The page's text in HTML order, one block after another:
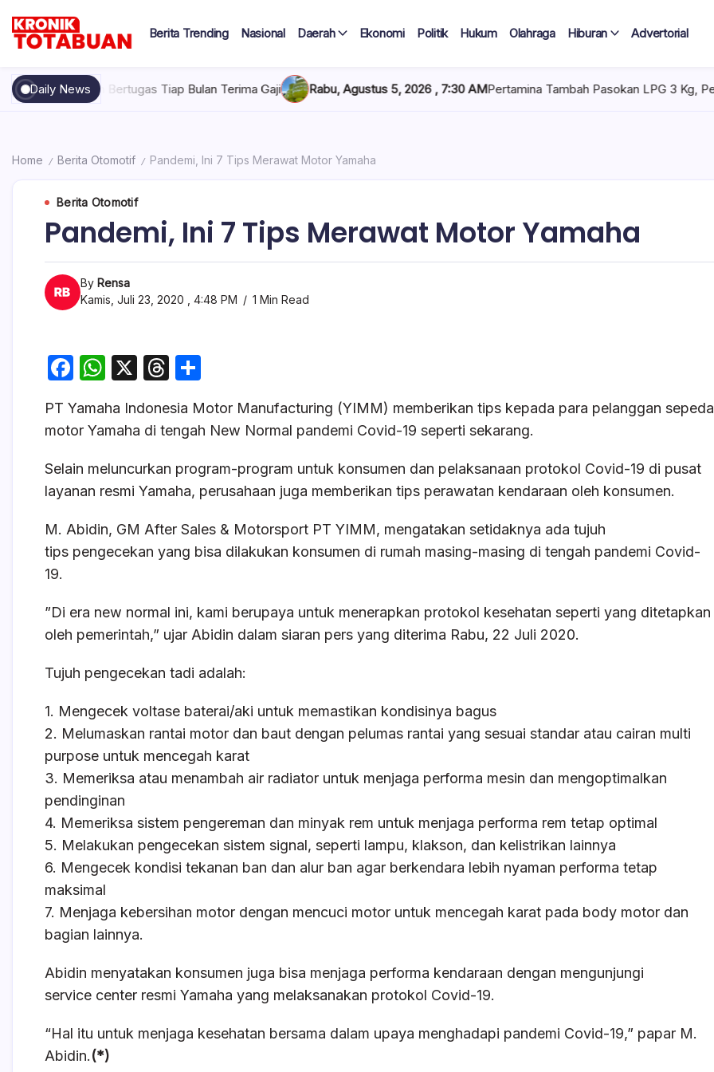
content
Totabuan
Terkini
hari
ini
Berita Trending Nasional Daerah Ekonomi Politik Hukum Olahraga Hiburan Advertorial
Daily News
Bertugas Tiap Bulan Terima Gaji Rabu, Agustus 5, 2026 , 7:30 AMPertamina Tambah Pasokan LPG 3 Kg, Penyaluran di
Home / Berita Otomotif / Pandemi, Ini 7 Tips Merawat Motor Yamaha
Berita Otomotif
Pandemi, Ini 7 Tips Merawat Motor Yamaha
By Rensa
Kamis, Juli 23, 2020 , 4:48 PM
1 Min Read
F
c
e
b
o
o
k
W
at
s
A
p
p
X
T
e
a
d
s
ar
e
PT Yamaha Indonesia Motor Manufacturing (YIMM) memberikan tips kepada para pelanggan sepeda
motor Yamaha di tengah New Normal pandemi Covid-19 seperti sekarang.
Selain meluncurkan program-program untuk konsumen dan pelaksanaan protokol Covid-19 di pusat
layanan resmi Yamaha, perusahaan juga memberikan tips perawatan kendaraan oleh konsumen.
M. Abidin, GM After Sales & Motorsport PT YIMM, mengatakan setidaknya ada tujuh
tips pengecekan yang bisa dilakukan konsumen di rumah masing-masing di tengah pandemi Covid-
19.
”Di era new normal ini, kami berupaya untuk menerapkan protokol kesehatan seperti yang ditetapkan
oleh pemerintah,” ujar Abidin dalam siaran pers yang diterima Rabu, 22 Juli 2020.
Tujuh pengecekan tadi adalah:
1. Mengecek voltase baterai/aki untuk memastikan kondisinya bagus
2. Melumaskan rantai motor dan baut dengan pelumas rantai yang sesuai standar atau cairan multi
purpose untuk mencegah karat
3. Memeriksa atau menambah air radiator untuk menjaga performa mesin dan mengoptimalkan
pendinginan
4. Memeriksa sistem pengereman dan minyak rem untuk menjaga performa rem tetap optimal
5. Melakukan pengecekan sistem signal, seperti lampu, klakson, dan kelistrikan lainnya
6. Mengecek kondisi tekanan ban dan alur ban agar berkendara lebih nyaman performa tetap
maksimal
7. Menjaga kebersihan motor dengan mencuci motor untuk mencegah karat pada body motor dan
bagian lainnya.
Abidin menyatakan konsumen juga bisa menjaga performa kendaraan dengan mengunjungi
service center resmi Yamaha yang melaksanakan protokol Covid-19.
“Hal itu untuk menjaga kesehatan bersama dalam upaya menghadapi pandemi Covid-19,” papar M.
Abidin.(*)